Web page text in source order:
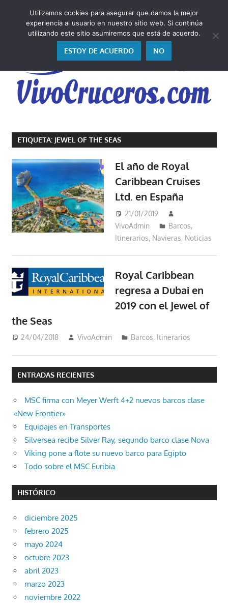
contenido
cruceros
como
los
vivo,
los
cuento
ETIQUETA: JEWEL OF THE SEAS
El año de Royal
Caribbean Cruises
Ltd. en España
21/01/2019
VivoAdmin
Barcos,
Itinerarios, Navieras, Noticias
Royal Caribbean
regresa a Dubai en
2019 con el Jewel of
the Seas
24/04/2018 VivoAdmin Barcos, Itinerarios
ENTRADAS RECIENTES
MSC firma con Meyer Werft 4+2 nuevos barcos clase
«New Frontier»
Equipajes en Transportes
Silversea recibe Silver Ray, segundo barco clase Nova
Viking pone a flote su nuevo barco para Egipto
Todo sobre el MSC Euribia
HISTÓRICO
diciembre 2025
febrero 2025
mayo 2024
octubre 2023
abril 2023
marzo 2023
noviembre 2022
Utilizamos cookies para asegurar que damos la mejor
experiencia al usuario en nuestro sitio web. Si continúa
utilizando este sitio asumiremos que está de acuerdo.
ESTOY DE ACUERDO NO